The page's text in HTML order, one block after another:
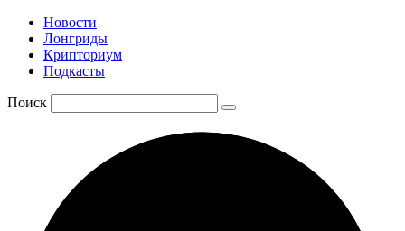
Новости
Лонгриды
Крипториум
Подкасты
Поиск